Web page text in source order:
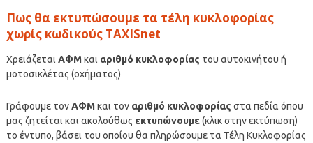
Πως θα εκτυπώσουμε τα τέλη κυκλοφορίας
χωρίς κωδικούς TAXISnet
Χρειάζεται ΑΦΜκαι αριθμό κυκλοφορίας του αυτοκινήτου ή
μοτοσικλέτας (οχήματος)
Γράφουμε τονΑΦΜκαι τον αριθμό κυκλοφορίας στα πεδία όπου
μας ζητείται και ακολούθως εκτυπώνουμε(κλικ στην εκτύπωση)
το έντυπο, βάσει του οποίου θα πληρώσουμε τα Τέλη Κυκλοφορίας